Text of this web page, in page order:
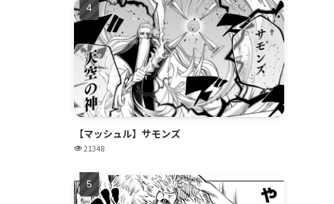
【マッシュル】サモンズ
21348